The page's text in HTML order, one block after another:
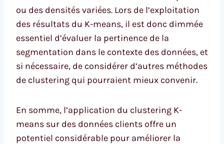
ou des densités variées. Lors de l’exploitation
des résultats du K-means, il est donc dimmée
essentiel d’évaluer la pertinence de la
segmentation dans le contexte des données, et
si nécessaire, de considérer d’autres méthodes
de clustering qui pourraient mieux convenir.
En somme, l’application du clustering K-
means sur des données clients offre un
potentiel considérable pour améliorer la